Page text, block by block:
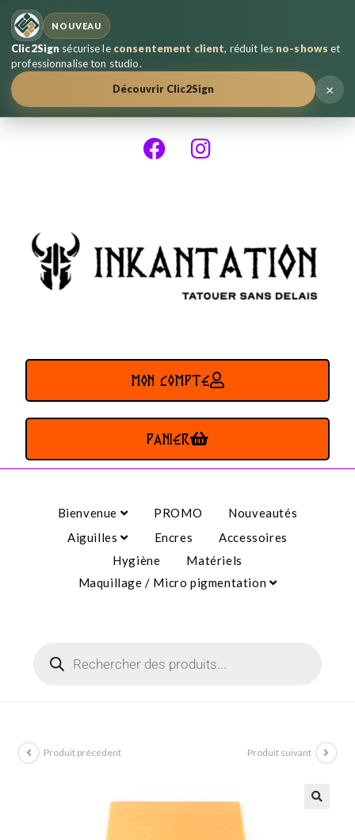
NOUVEAU
Clic2Sign sécurise le consentement client, réduit les no-shows et
professionnalise ton studio.
Découvrir Clic2Sign
×
MON COMPTE
PANIER
Bienvenue PROMO
Nouveautés
Aiguilles
Encres
Accessoires
Hygiène
Matériels
Maquillage / Micro pigmentation
Produit précédent Produit suivant